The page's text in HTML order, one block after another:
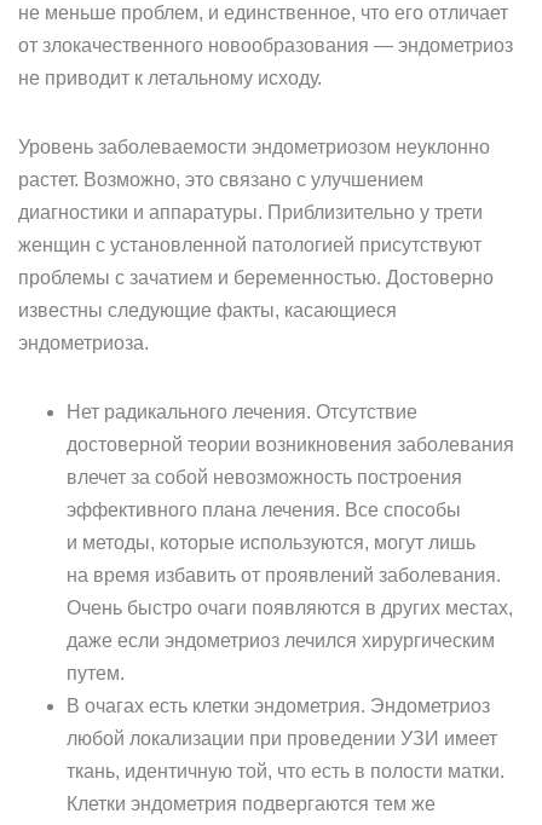
не меньше проблем, и единственное, что его отличает
от злокачественного новообразования — эндометриоз
не приводит к летальному исходу.
Уровень заболеваемости эндометриозом неуклонно
растет. Возможно, это связано с улучшением
диагностики и аппаратуры. Приблизительно у трети
женщин с установленной патологией присутствуют
проблемы с зачатием и беременностью. Достоверно
известны следующие факты, касающиеся
эндометриоза.
Нет радикального лечения. Отсутствие
достоверной теории возникновения заболевания
влечет за собой невозможность построения
эффективного плана лечения. Все способы
и методы, которые используются, могут лишь
на время избавить от проявлений заболевания.
Очень быстро очаги появляются в других местах,
даже если эндометриоз лечился хирургическим
путем.
В очагах есть клетки эндометрия. Эндометриоз
любой локализации при проведении УЗИ имеет
ткань, идентичную той, что есть в полости матки.
Клетки эндометрия подвергаются тем же